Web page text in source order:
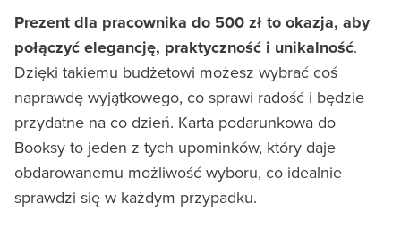
Prezent dla pracownika do 500 zł to okazja, aby
połączyć elegancję, praktyczność i unikalność.
Dzięki takiemu budżetowi możesz wybrać coś
naprawdę wyjątkowego, co sprawi radość i będzie
przydatne na co dzień. Karta podarunkowa do
Booksy to jeden z tych upominków, który daje
obdarowanemu możliwość wyboru, co idealnie
sprawdzi się w każdym przypadku.